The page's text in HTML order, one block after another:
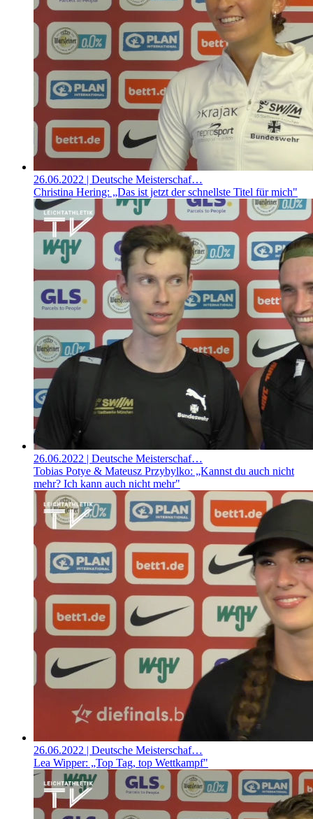
26.06.2022 | Deutsche Meisterschaf…
Christina Hering: „Das ist jetzt der schnellste Titel für mich"
26.06.2022 | Deutsche Meisterschaf…
Tobias Potye & Mateusz Przybylko: „Kannst du auch nicht
mehr? Ich kann auch nicht mehr"
26.06.2022 | Deutsche Meisterschaf…
Lea Wipper: „Top Tag, top Wettkampf"